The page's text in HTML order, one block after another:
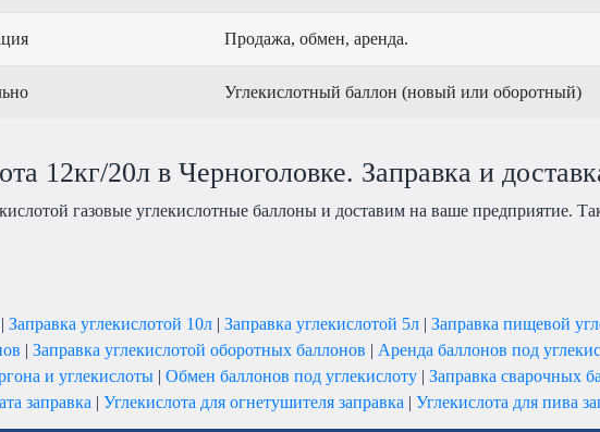
Продажа, обмен, аренда.
Углекислотный баллон (новый или оборотный)
12кг/20л в Черноголовке. Заправка и
газовые углекислотные баллоны и доставим на ваше предприятие.
| Заправка углекислотой 10л | Заправка углекислотой 5л | Заправка пищевой
| Заправка углекислотой оборотных баллонов | Аренда баллонов под
и углекислоты | Обмен баллонов под углекислоту | Заправка сварочных
заправка | Углекислота для огнетушителя заправка | Углекислота для пива